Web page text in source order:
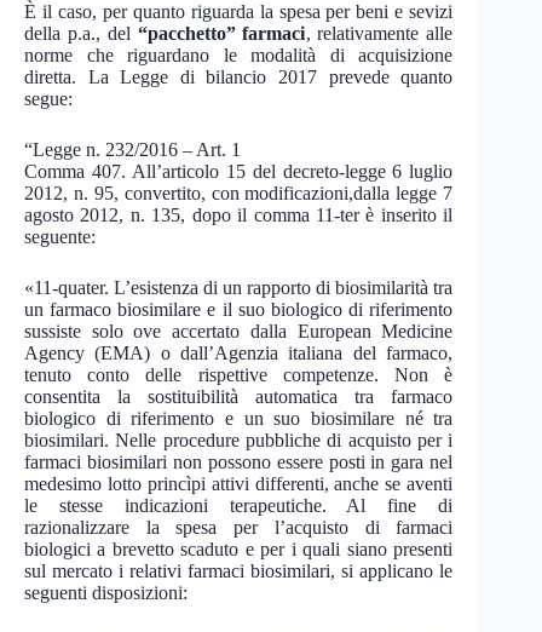
È il caso, per quanto riguarda la spesa per beni e sevizi
della p.a., del “pacchetto” farmaci, relativamente alle
norme che riguardano le modalità di acquisizione
diretta. La Legge di bilancio 2017 prevede quanto
segue:
“Legge n. 232/2016 – Art. 1
Comma 407. All’articolo 15 del decreto-legge 6 luglio
2012, n. 95, convertito, con modificazioni,dalla legge 7
agosto 2012, n. 135, dopo il comma 11-ter è inserito il
seguente:
«11-quater. L’esistenza di un rapporto di biosimilarità tra
un farmaco biosimilare e il suo biologico di riferimento
sussiste solo ove accertato dalla European Medicine
Agency (EMA) o dall’Agenzia italiana del farmaco,
tenuto conto delle rispettive competenze. Non è
consentita la sostituibilità automatica tra farmaco
biologico di riferimento e un suo biosimilare né tra
biosimilari. Nelle procedure pubbliche di acquisto per i
farmaci biosimilari non possono essere posti in gara nel
medesimo lotto princìpi attivi differenti, anche se aventi
le stesse indicazioni terapeutiche. Al fine di
razionalizzare la spesa per l’acquisto di farmaci
biologici a brevetto scaduto e per i quali siano presenti
sul mercato i relativi farmaci biosimilari, si applicano le
seguenti disposizioni: